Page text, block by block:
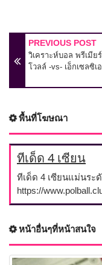
PREVIOUS POST
วิเคราะห์บอล พรีเมีย
โวลล์ -vs- เอ็กเซลซิเ
พื้นที่โฆษณา
ทีเด็ด 4 เซียน
ทีเด็ด 4 เซียนแม่นระ
https://
หน้าอื่นๆที่หน้าสนใจ